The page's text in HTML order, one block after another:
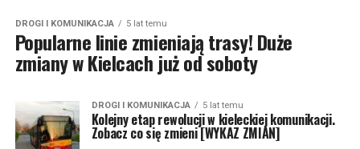
DROGI I KOMUNIKACJA 5 lat temu
Popularne linie zmieniają trasy! Duże
zmiany w Kielcach już od soboty
DROGI I KOMUNIKACJA 5 lat temu
Kolejny etap rewolucji w kieleckiej komunikacji.
Zobacz co się zmieni [WYKAZ ZMIAN]